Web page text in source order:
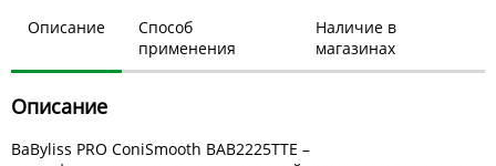
Описание
Способ
применения
Наличие в
магазинах
Описание
BaByliss PRO ConiSmooth BAB2225TTE –